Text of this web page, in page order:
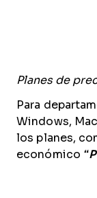
Planes de
Para
Windows,
los planes,
económico